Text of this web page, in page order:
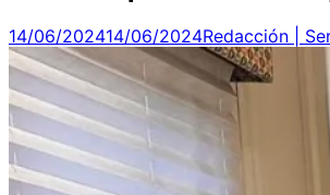
14/06/202414/06/2024Redacción |